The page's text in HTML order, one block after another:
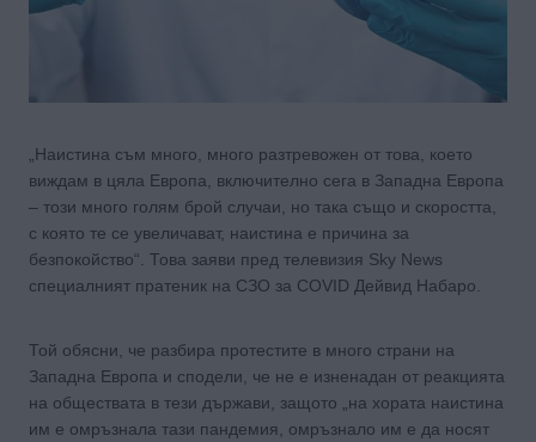
„Наистина съм много, много разтревожен от това, което
виждам в цяла Европа, включително сега в Западна Европа
– този много голям брой случаи, но така също и скоростта,
с която те се увеличават, наистина е причина за
безпокойство“. Това заяви пред телевизия Sky News
специалният пратеник на СЗО за COVID Дейвид Набаро.
Той обясни, че разбира протестите в много страни на
Западна Европа и сподели, че не е изненадан от реакцията
на обществата в тези държави, защото „на хората наистина
им е омръзнала тази пандемия, омръзнало им е да носят